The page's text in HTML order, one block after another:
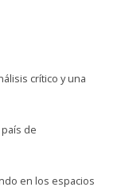
crítico y una
de
en los espacios